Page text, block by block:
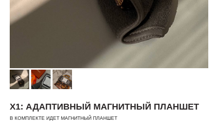
Х1: АДАПТИВНЫЙ МАГНИТНЫЙ ПЛАНШЕТ
В КОМПЛЕКТЕ ИДЕТ МАГНИТНЫЙ ПЛАНШЕТ